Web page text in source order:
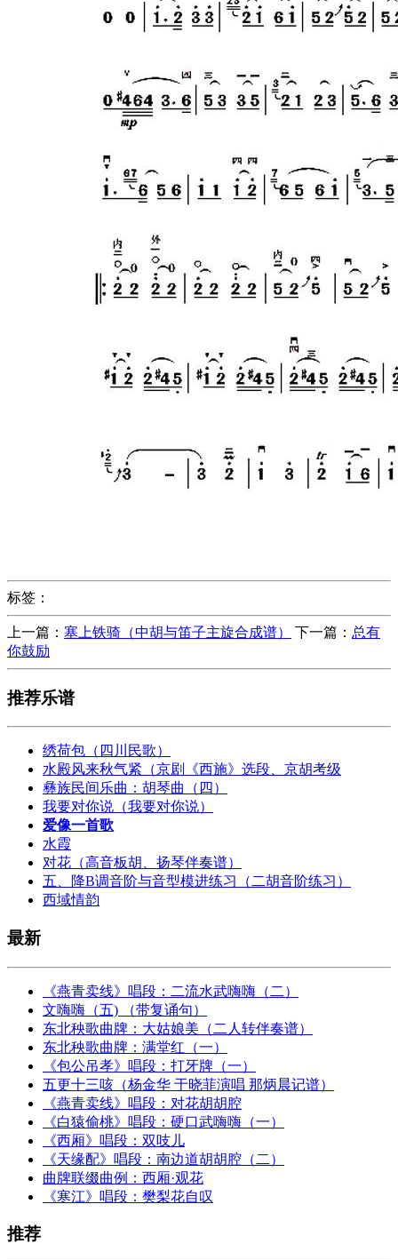
标签：
上一篇： 塞上铁骑（中胡与笛子主旋合成谱） 下一篇： 总有
你鼓励
推荐乐谱
绣荷包（四川民歌）
水殿风来秋气紧（京剧《西施》选段、京胡考级
彝族民间乐曲：胡琴曲（四）
我要对你说（我要对你说）
爱像一首歌
水霞
对花（高音板胡、扬琴伴奏谱）
五、降B调音阶与音型模进练习（二胡音阶练习）
西域情韵
最新
《燕青卖线》唱段：二流水武嗨嗨（二）
文嗨嗨（五) （带复诵句）
东北秧歌曲牌：大姑娘美（二人转伴奏谱）
东北秧歌曲牌：满堂红（一）
《包公吊孝》唱段：打牙牌（一）
五更十三咳（杨金华 于晓菲演唱 那炳晨记谱）
《燕青卖线》唱段：对花胡胡腔
《白猿偷桃》唱段：硬口武嗨嗨（一）
《西厢》唱段：双吱儿
《天缘配》唱段：南边道胡胡腔（二）
曲牌联缀曲例：西厢·观花
《寒江》唱段：樊梨花自叹
推荐